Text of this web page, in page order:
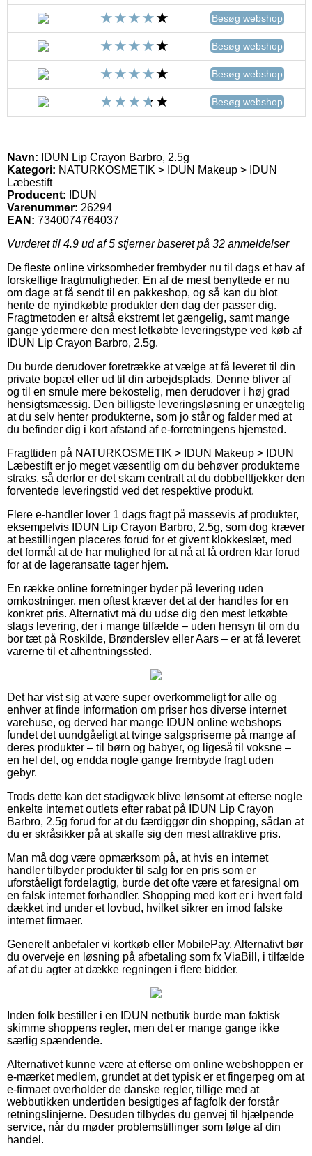
Besøg webshop
Besøg webshop
Besøg webshop
Besøg webshop
Navn: IDUN Lip Crayon Barbro, 2.5g
Kategori: NATURKOSMETIK > IDUN Makeup > IDUN
Læbestift
Producent:
IDUN
Varenummer: 26294
EAN: 7340074764037
Vurderet til 4.9 ud af 5 stjerner baseret på 32 anmeldelser
De fleste online virksomheder frembyder nu til dags et hav af
forskellige fragtmuligheder. En af de mest benyttede er nu
om dage at få sendt til en pakkeshop, og så kan du blot
hente de nyindkøbte produkter den dag der passer dig.
Fragtmetoden er altså ekstremt let gængelig, samt mange
gange ydermere den mest letkøbte leveringstype ved køb af
IDUN Lip Crayon Barbro, 2.5g.
Du burde derudover foretrække at vælge at få leveret til din
private bopæl eller ud til din arbejdsplads. Denne bliver af
og til en smule mere bekostelig, men derudover i høj grad
hensigtsmæssig. Den billigste leveringsløsning er unægtelig
at du selv henter produkterne, som jo står og falder med at
du befinder dig i kort afstand af e-forretningens hjemsted.
Fragttiden på NATURKOSMETIK > IDUN Makeup > IDUN
Læbestift er jo meget væsentlig om du behøver produkterne
straks, så derfor er det skam centralt at du dobbelttjekker den
forventede leveringstid ved det respektive produkt.
Flere e-handler lover 1 dags fragt på massevis af produkter,
eksempelvis IDUN Lip Crayon Barbro, 2.5g, som dog kræver
at bestillingen placeres forud for et givent klokkeslæt, med
det formål at de har mulighed for at nå at få ordren klar forud
for at de lageransatte tager hjem.
En række online forretninger byder på levering uden
omkostninger, men oftest kræver det at der handles for en
konkret pris. Alternativt må du udse dig den mest letkøbte
slags levering, der i mange tilfælde – uden hensyn til om du
bor tæt på Roskilde, Brønderslev eller Aars – er at få leveret
varerne til et afhentningssted.
Det har vist sig at være super overkommeligt for alle og
enhver at finde information om priser hos diverse internet
varehuse, og derved har mange IDUN online webshops
fundet det uundgåeligt at tvinge salgspriserne på mange af
deres produkter – til børn og babyer, og ligeså til voksne –
en hel del, og endda nogle gange frembyde fragt uden
gebyr.
Trods dette kan det stadigvæk blive lønsomt at efterse nogle
enkelte internet outlets efter rabat på IDUN Lip Crayon
Barbro, 2.5g forud for at du færdiggør din shopping, sådan at
du er skråsikker på at skaffe sig den mest attraktive pris.
Man må dog være opmærksom på, at hvis en internet
handler tilbyder produkter til salg for en pris som er
uforståeligt fordelagtig, burde det ofte være et faresignal om
en falsk internet forhandler. Shopping med kort er i hvert fald
dækket ind under et lovbud, hvilket sikrer en imod falske
internet firmaer.
Generelt anbefaler vi kortkøb eller MobilePay. Alternativt bør
du overveje en løsning på afbetaling som fx ViaBill, i tilfælde
af at du agter at dække regningen i flere bidder.
Inden folk bestiller i en IDUN netbutik burde man faktisk
skimme shoppens regler, men det er mange gange ikke
særlig spændende.
Alternativet kunne være at efterse om online webshoppen er
e-mærket medlem, grundet at det typisk er et fingerpeg om at
e-firmaet overholder de danske regler, tillige med at
webbutikken undertiden besigtiges af fagfolk der forstår
retningslinjerne. Desuden tilbydes du genvej til hjælpende
service, når du møder problemstillinger som følge af din
handel.